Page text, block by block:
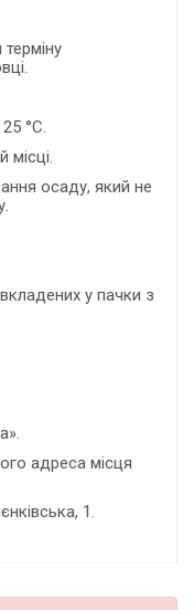
°С.
місці.
осаду, який не
у пачки з
адреса місця
1.